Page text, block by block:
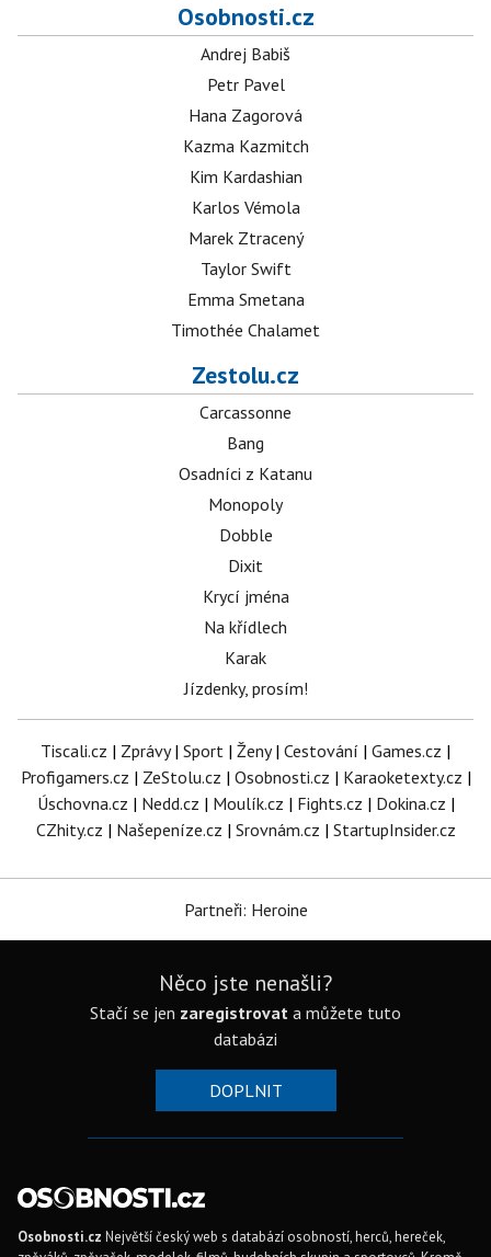
Osobnosti.cz
Andrej Babiš
Petr Pavel
Hana Zagorová
Kazma Kazmitch
Kim Kardashian
Karlos Vémola
Marek Ztracený
Taylor Swift
Emma Smetana
Timothée Chalamet
Zestolu.cz
Carcassonne
Bang
Osadníci z Katanu
Monopoly
Dobble
Dixit
Krycí jména
Na křídlech
Karak
Jízdenky, prosím!
Tiscali.cz | Zprávy| Sport | Ženy| Cestování | Games.cz |
Profigamers.cz | ZeStolu.cz | Osobnosti.cz | Karaoketexty.cz |
Úschovna.cz | Nedd.cz | Moulík.cz | Fights.cz | Dokina.cz |
CZhity.cz | Našepeníze.cz | Srovnám.cz | StartupInsider.cz
Partneři: Heroine
Něco jste nenašli?
Stačí se jen zaregistrovat a můžete tuto
databázi
DOPLNIT
Osobnosti.cz Největší český web s databází osobností, herců, hereček,